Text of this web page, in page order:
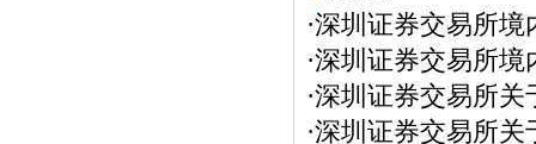
·深圳证券交易所境
·深圳证券交易所境
·深圳证券交易所关
·深圳证券交易所关